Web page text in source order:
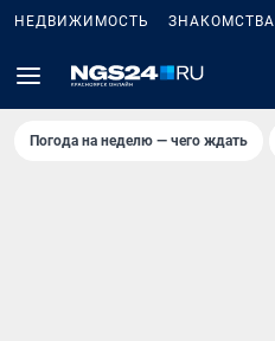
НЕДВИЖИМОСТЬ ЗНАКОМСТВА
Погода на неделю — чего ждать